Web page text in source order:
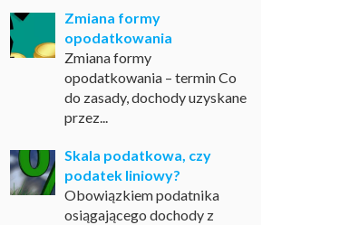
Zmiana formy
opodatkowania
Zmiana formy
opodatkowania – termin Co
do zasady, dochody uzyskane
przez...
Skala podatkowa, czy
podatek liniowy?
Obowiązkiem podatnika
osiągającego dochody z